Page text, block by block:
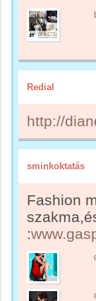
Redial
http://
sminkoktatás
Fashion
: